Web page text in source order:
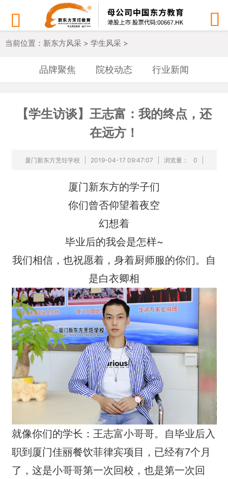
 
当前位置： 新东方风采 > 学生风采 >
品牌聚焦 院校动态 行业新闻
【学生访谈】王志富：我的终点，还
在远方！
厦门新东方烹饪学校 2019-04-17 09:47:07 浏览量： 0
厦门新东方的学子们
你们曾否仰望着夜空
幻想着
毕业后的我会是怎样~
我们相信，也祝愿着，身着厨师服的你们。自
是白衣卿相
就像你们的学长：王志富小哥哥。自毕业后入
职到厦门佳丽餐饮菲律宾项目，已经有7个月
了，这是小哥哥第一次回校，也是第一次回